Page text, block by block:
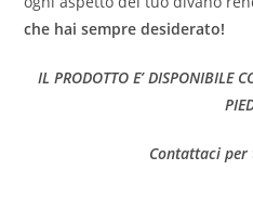
che hai sempre desiderato!
IL PRODOTTO E’ DISPONIBILE
Contattaci